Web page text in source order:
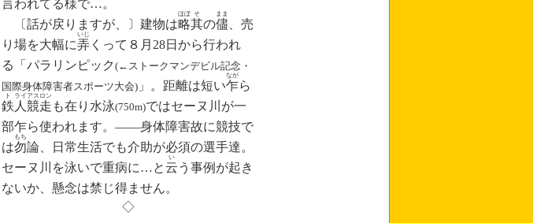
言われてる様で…。
〔話が戻りますが、〕建物は略
ほぼ
其
そ
の儘
まま
、売
り場を大幅に弄
いじ
くって８月28日から行われ
る 「パラリンピック (←ストークマンデビル記念・
国際身体障害者スポーツ大会)」 。 距離は短い乍
なが
ら
鉄
ト
人
ライ
競
アス
走
ロン
も在り水泳(750m)ではセーヌ川 が一
部乍ら使われます。 ――身体障害故に競技で
は勿
もち
論、日常生活でも介助が必須の選手達。
セーヌ川を泳いで重病に…と云
い
う事例が起き
ないか、 懸念は禁じ得ません。
◇